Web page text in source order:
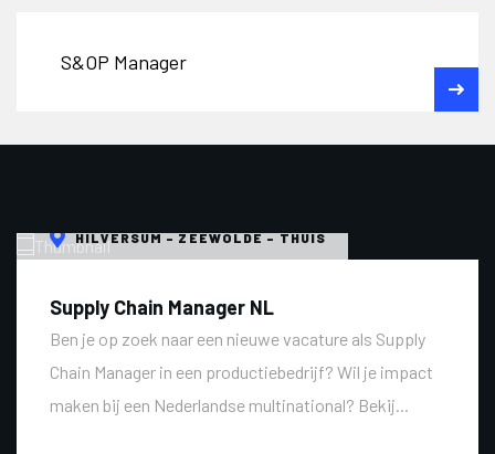
S&OP Manager
HILVERSUM - ZEEWOLDE - THUIS
Supply Chain Manager NL
Ben je op zoek naar een nieuwe vacature als Supply
Chain Manager in een productiebedrijf? Wil je impact
maken bij een Nederlandse multinational? Bekij...